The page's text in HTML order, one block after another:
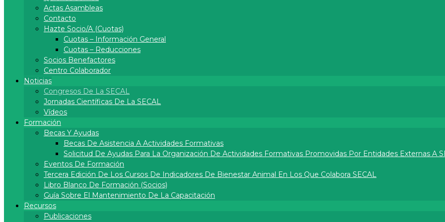
Actas Asambleas
Contacto
Hazte Socio/a (cuotas)
Cuotas – Información General
Cuotas – Reducciones
Socios Benefactores
Centro Colaborador
Noticias
Congresos De La SECAL
Jornadas Científicas De La SECAL
Vídeos
Formación
Becas Y Ayudas
Becas De Asistencia A Actividades Formativas
Solicitud De Ayudas Para La Organización De Actividades Formativas Promovidas Por Entidades Externas A
Eventos De Formación
Tercera Edición De Los Cursos De Indicadores De Bienestar Animal En Los Que Colabora SECAL
Libro Blanco De Formación (socios)
Guía Sobre El Mantenimiento De La Capacitación
Recursos
Publicaciones